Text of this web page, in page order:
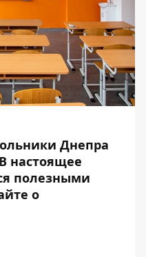
Днепра
настоящее
полезными
о